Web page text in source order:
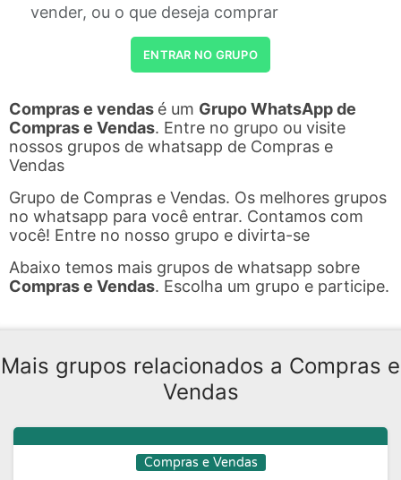
vender, ou o que deseja comprar
ENTRAR NO GRUPO
Compras e vendas é um Grupo WhatsApp de
Compras e Vendas. Entre no grupo ou visite
nossos grupos de whatsapp de Compras e
Vendas
Grupo de Compras e Vendas. Os melhores grupos
no whatsapp para você entrar. Contamos com
você! Entre no nosso grupo e divirta-se
Abaixo temos mais grupos de whatsapp sobre
Compras e Vendas. Escolha um grupo e participe.
Mais grupos relacionados a Compras e
Vendas
Compras e Vendas